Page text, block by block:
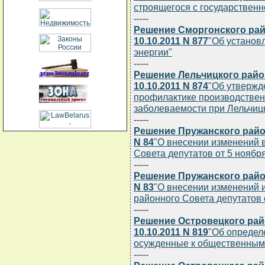
строящегося с
-----
Решение Сморгонского
10.10.2011 N 877"Об
энергии"
-----
Решение Лельчицкого
10.10.2011 N 874"Об
профилактике
заболеваемости при
-----
Решение Пружанского
N 84"О внесении изменений
Совета депутатов от 5
-----
Решение Пружанского
N 83"О внесении изменений
районного Совета
-----
Решение Островецкого
10.10.2011 N 819"Об
осужденные к
-----